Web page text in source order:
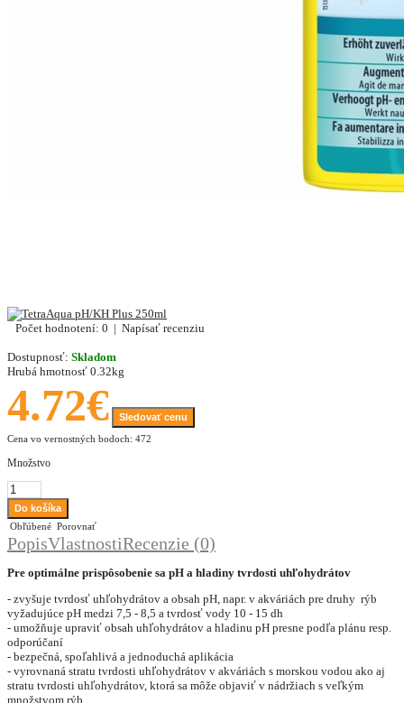
Počet hodnotení: 0 | Napísať recenziu
Dostupnosť: Skladom
Hrubá hmotnosť 0.32kg
4.72€
Sledovať cenu
Cena vo vernostných bodoch: 472
Množstvo
Obľúbené Porovnať
PopisVlastnostiRecenzie (0)
Pre optimálne prispôsobenie sa pH a hladiny tvrdosti uhľohydrátov
- zvyšuje tvrdosť uhľohydrátov a obsah pH, napr. v akváriách pre druhy rýb
vyžadujúce pH medzi 7,5 - 8,5 a tvrdosť vody 10 - 15 dh
- umožňuje upraviť obsah uhľohydrátov a hladinu pH presne podľa plánu resp.
odporúčaní
- bezpečná, spoľahlivá a jednoduchá aplikácia
- vyrovnaná stratu tvrdosti uhľohydrátov v akváriách s morskou vodou ako aj
stratu tvrdosti uhľohydrátov, ktorá sa môže objaviť v nádržiach s veľkým
množstvom rýb